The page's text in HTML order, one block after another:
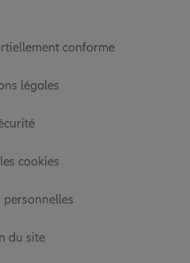
conforme
légales
cookies
personnelles
du site